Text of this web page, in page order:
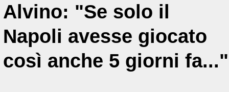
Alvino: "Se solo il
Napoli avesse giocato
così anche 5 giorni fa..."